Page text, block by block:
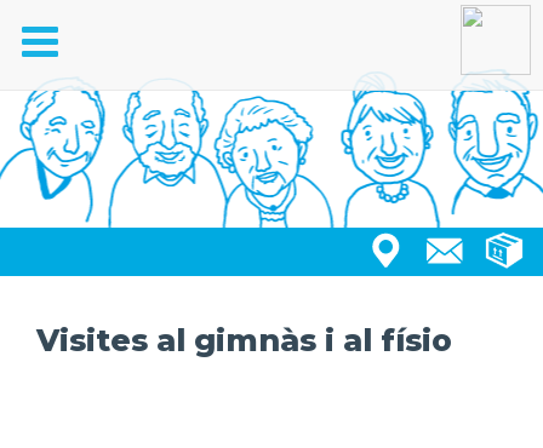
Toggle
navigation
Visites al gimnàs i al físio